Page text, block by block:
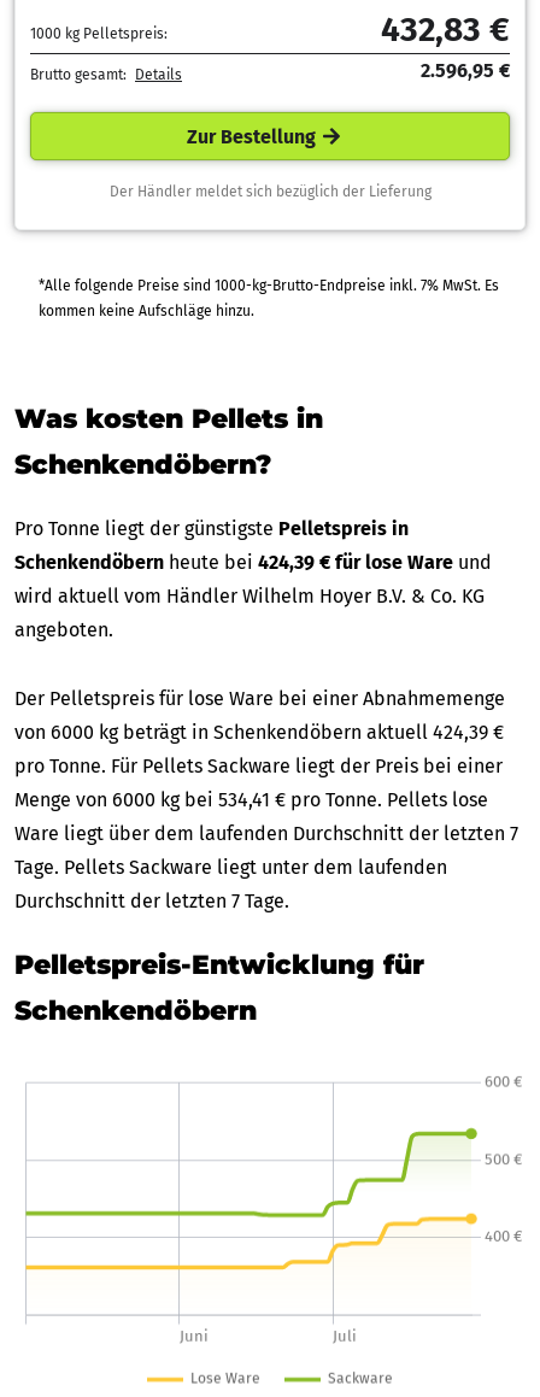
1000 kg Pelletspreis: 432,83 €
Brutto gesamt: Details 2.596,95 €
Zur Bestellung
Der Händler meldet sich bezüglich der Lieferung
*Alle folgende Preise sind 1000-kg-Brutto-Endpreise inkl. 7% MwSt. Es
kommen keine Aufschläge hinzu.
Was kosten Pellets in
Schenkendöbern?
Pro Tonne liegt der günstigste Pelletspreis in
Schenkendöbern heute bei 424,39 € für lose Ware und
wird aktuell vom Händler Wilhelm Hoyer B.V. & Co. KG
angeboten.
Der Pelletspreis für lose Ware bei einer Abnahmemenge
von 6000 kg beträgt in Schenkendöbern aktuell 424,39 €
pro Tonne. Für Pellets Sackware liegt der Preis bei einer
Menge von 6000 kg bei 534,41 € pro Tonne. Pellets lose
Ware liegt über dem laufenden Durchschnitt der letzten 7
Tage. Pellets Sackware liegt unter dem laufenden
Durchschnitt der letzten 7 Tage.
Pelletspreis-Entwicklung für
Schenkendöbern